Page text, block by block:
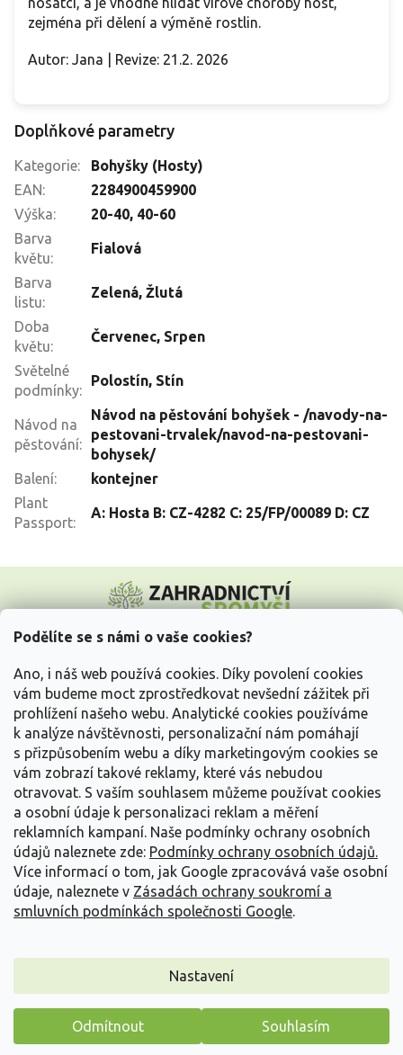
Podělíte se s námi o vaše cookies?
Ano, i náš web používá cookies. Díky povolení cookies
vám budeme moct zprostředkovat nevšední zážitek při
prohlížení našeho webu. Analytické cookies používáme
k analýze návštěvnosti, personalizační nám pomáhají
s přizpůsobením webu a díky marketingovým cookies se
vám zobrazí takové reklamy, které vás nebudou
otravovat. S vaším souhlasem můžeme používat cookies
a osobní údaje k personalizaci reklam a měření
reklamních kampaní. Naše podmínky ochrany osobních
údajů naleznete zde: Podmínky ochrany osobních údajů.
Více informací o tom, jak Google zpracovává vaše osobní
údaje, naleznete v Zásadách ochrany soukromí a
smluvních podmínkách společnosti Google.
Nastavení
Odmítnout Souhlasím
zejména při dělení a výměně rostlin.
Autor: Jana | Revize: 21.2. 2026
Doplňkové parametry
Kategorie:
Bohyšky (Hosty)
EAN:
2284900459900
Výška: 20-40, 40-60
Barva
květu:
Fialová
Barva
listu:
Zelená, Žlutá
Doba
květu:
Červenec, Srpen
Světelné
podmínky:
Polostín, Stín
Návod na
pěstování:
Návod na pěstování bohyšek - /navody-na-
pestovani-trvalek/navod-na-pestovani-
bohysek/
Balení:
kontejner
Plant
Passport:
A: Hosta B: CZ-4282 C: 25/FP/00089 D: CZ
p
Vše o nákupu
Informace pro Vás
Kontakujte nás
Vytvořil Shoptet
Copyright 2026Zahradnictví Spomyšl. Všechna práva
vyhrazena.
Máme pro vás malý dárek